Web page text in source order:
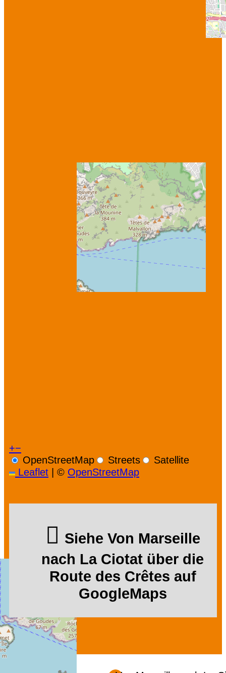
+−
OpenStreetMap
Streets
Satellite
Leaflet | © OpenStreetMap
Siehe Von Marseille
nach La Ciotat über die
Route des Crêtes auf
GoogleMaps